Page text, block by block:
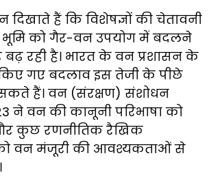
हैं कि विशेषज्ञों की चेतावनी
को गैर-वन उपयोग में बदलने
बढ़ रही है। भारत के वन प्रशासन के
गए बदलाव इस तेजी के पीछे
हैं। वन (संरक्षण) संशोधन
ने वन की कानूनी परिभाषा को
कुछ रणनीतिक रैखिक
वन मंजूरी की आवश्यकताओं से